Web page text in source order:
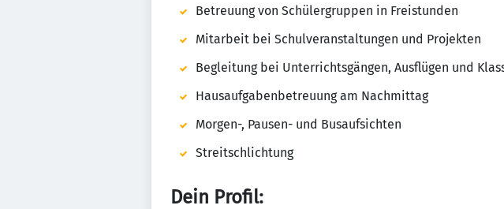
Betreuung von Schülergruppen in Freistunden
Mitarbeit bei Schulveranstaltungen und Projekten
Begleitung bei Unterrichtsgängen, Ausflügen und
Hausaufgabenbetreuung am Nachmittag
Morgen-, Pausen- und Busaufsichten
Streitschlichtung
Dein Profil: